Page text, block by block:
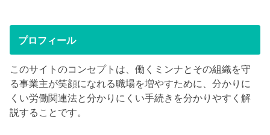
プロフィール
このサイトのコンセプトは、働くミンナとその組織を守
る事業主が笑顔になれる職場を増やすために、分かりに
くい労働関連法と分かりにくい手続きを分かりやすく解
説することです。